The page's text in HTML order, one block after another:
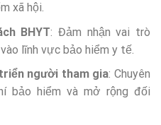
xã hội.
BHYT: Đảm nhận vai trò
lĩnh vực bảo hiểm y tế.
người tham gia: Chuyên
bảo hiểm và mở rộng đối